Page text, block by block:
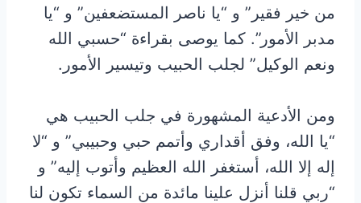
من خير فقير” و “يا ناصر المستضعفين” و “يا
مدبر الأمور”. كما يوصى بقراءة “حسبي الله
ونعم الوكيل” لجلب الحبيب وتيسير الأمور.
ومن الأدعية المشهورة في جلب الحبيب هي
“يا الله، وفق أقداري وأتمم حبي وحبيبي” و “لا
إله إلا الله، أستغفر الله العظيم وأتوب إليه” و
“ربي قلنا أنزل علينا مائدة من السماء تكون لنا